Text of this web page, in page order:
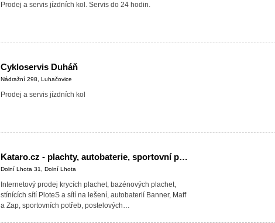
Prodej a servis jízdních kol. Servis do 24 hodin.
Cykloservis Duháň
Nádražní 298, Luhačovice
Prodej a servis jízdních kol
Kataro.cz - plachty, autobaterie, sportovní potřeby, rošty a matrace
Dolní Lhota 31, Dolní Lhota
Internetový prodej krycích plachet, bazénových plachet,
stínících sítí PloteS a sítí na lešení, autobaterií Banner, Maff
a Zap, sportovních potřeb, postelových…